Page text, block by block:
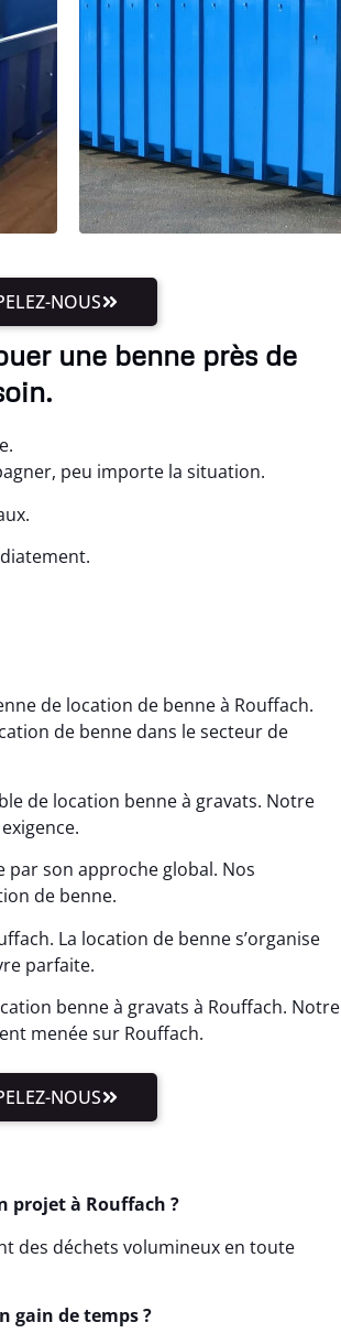
NOUS
une benne près de
peu importe la situation.
de location de benne à Rouffach.
de benne dans le secteur de
de location benne à gravats. Notre
par son approche global. Nos
de benne.
La location de benne s’organise
parfaite.
benne à gravats à Rouffach. Notre
menée sur Rouffach.
NOUS
projet à Rouffach ?
des déchets volumineux en toute
gain de temps ?